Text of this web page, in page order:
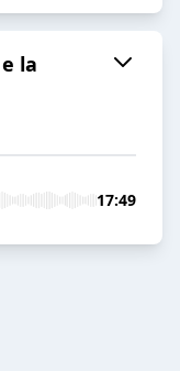
la
17:49